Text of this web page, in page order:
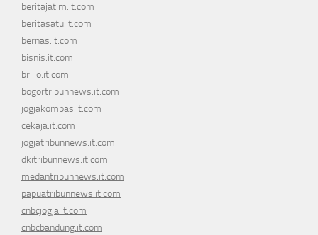
beritajatim.it.com
beritasatu.it.com
bernas.it.com
bisnis.it.com
brilio.it.com
bogortribunnews.it.com
jogjakompas.it.com
cekaja.it.com
jogjatribunnews.it.com
dkitribunnews.it.com
medantribunnews.it.com
papuatribunnews.it.com
cnbcjogja.it.com
cnbcbandung.it.com